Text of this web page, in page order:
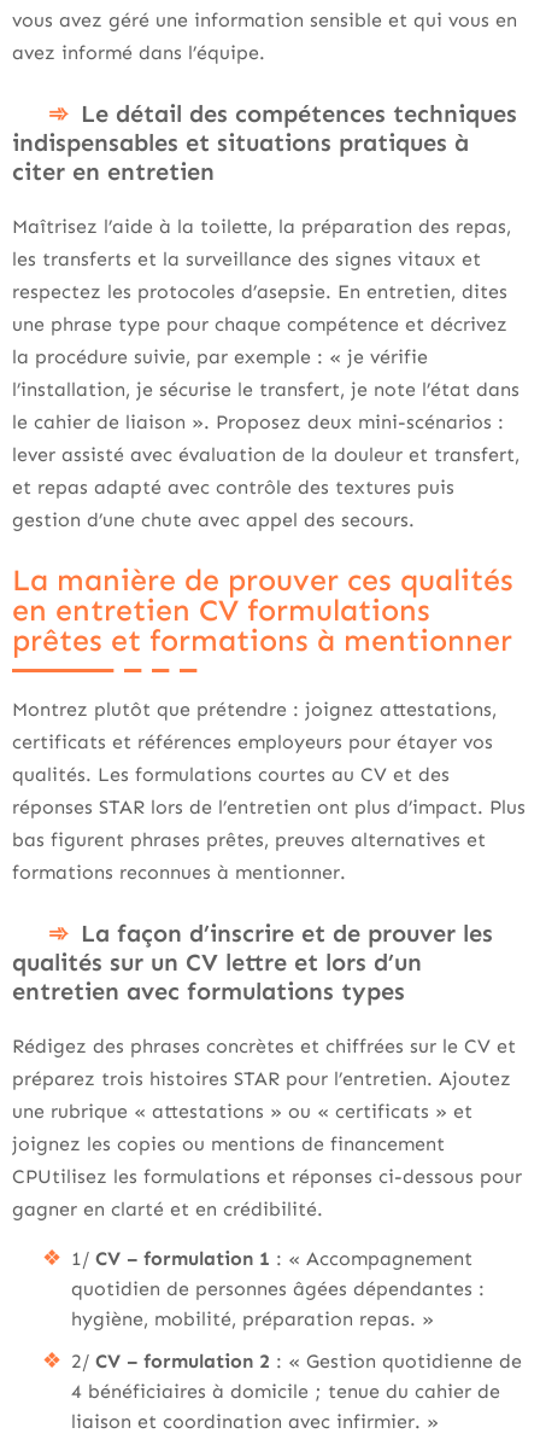
vous avez géré une information sensible et qui vous en
avez informé dans l’équipe.
Le détail des compétences techniques
indispensables et situations pratiques à
citer en entretien
Maîtrisez l’aide à la toilette, la préparation des repas,
les transferts et la surveillance des signes vitaux et
respectez les protocoles d’asepsie. En entretien, dites
une phrase type pour chaque compétence et décrivez
la procédure suivie, par exemple : « je vérifie
l’installation, je sécurise le transfert, je note l’état dans
le cahier de liaison ». Proposez deux mini-scénarios :
lever assisté avec évaluation de la douleur et transfert,
et repas adapté avec contrôle des textures puis
gestion d’une chute avec appel des secours.
La manière de prouver ces qualités
en entretien CV formulations
prêtes et formations à mentionner
Montrez plutôt que prétendre : joignez attestations,
certificats et références employeurs pour étayer vos
qualités. Les formulations courtes au CV et des
réponses STAR lors de l’entretien ont plus d’impact. Plus
bas figurent phrases prêtes, preuves alternatives et
formations reconnues à mentionner.
La façon d’inscrire et de prouver les
qualités sur un CV lettre et lors d’un
entretien avec formulations types
Rédigez des phrases concrètes et chiffrées sur le CV et
préparez trois histoires STAR pour l’entretien. Ajoutez
une rubrique « attestations » ou « certificats » et
joignez les copies ou mentions de financement
CPUtilisez les formulations et réponses ci-dessous pour
gagner en clarté et en crédibilité.
1/ CV – formulation 1 : « Accompagnement
quotidien de personnes âgées dépendantes :
hygiène, mobilité, préparation repas. »
2/ CV – formulation 2 : « Gestion quotidienne de
4 bénéficiaires à domicile ; tenue du cahier de
liaison et coordination avec infirmier. »